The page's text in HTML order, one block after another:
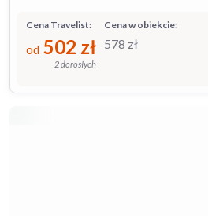
Cena w obiekcie:
578 zł
Cena Travelist:
od 502 zł
2 dorosłych